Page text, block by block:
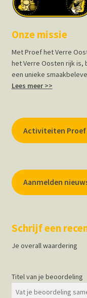
Onze missie
Met Proef het Verre
het Verre Oosten rijk
een unieke
Lees meer >>
Activiteiten Proef
Aanmelden
Schrijf een
Je overall waardering
Titel van je beoordeling